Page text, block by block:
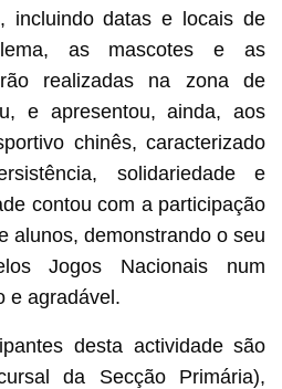
incluindo datas e locais de
as mascotes e as
realizadas na zona de
e apresentou, ainda, aos
chinês, caracterizado
solidariedade e
contou com a participação
alunos, demonstrando o seu
Jogos Nacionais num
e agradável.
desta actividade são
da Secção Primária),